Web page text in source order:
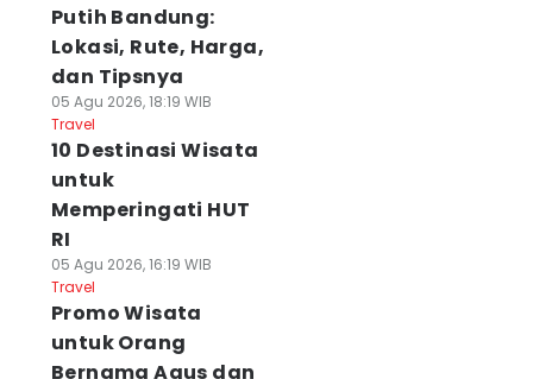
Putih Bandung:
Lokasi, Rute, Harga,
dan Tipsnya
05 Agu 2026, 18:19 WIB
Travel
10 Destinasi Wisata
untuk
Memperingati HUT
RI
05 Agu 2026, 16:19 WIB
Travel
Promo Wisata
untuk Orang
Bernama Agus dan